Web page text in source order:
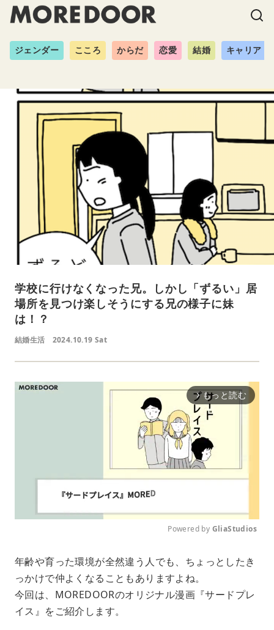
ジェンダー こころ からだ 恋愛 結婚 キャリア
学校に行けなくなった兄。しかし「ずるい」居
場所を見つけ楽しそうにする兄の様子に妹
は！？
結婚生活 2024.10.19 Sat
arrow_forward_ios もっと読む
u
Powered by GliaStudios
年齢や育った環境が全然違う人でも、ちょっとしたき
っかけで仲よくなることもありますよね。
今回は、MOREDOORのオリジナル漫画『サードプレ
イス』をご紹介します。